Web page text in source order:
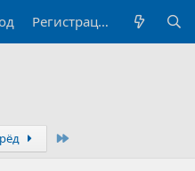
Регистрация